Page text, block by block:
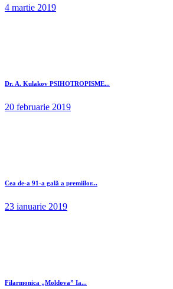
4 martie 2019
Dr. A. Kulakov PSIHOTROPISME...
20 februarie 2019
Cea de-a 91-a gală a premiilor...
23 ianuarie 2019
Filarmonica „Moldova” Ia...